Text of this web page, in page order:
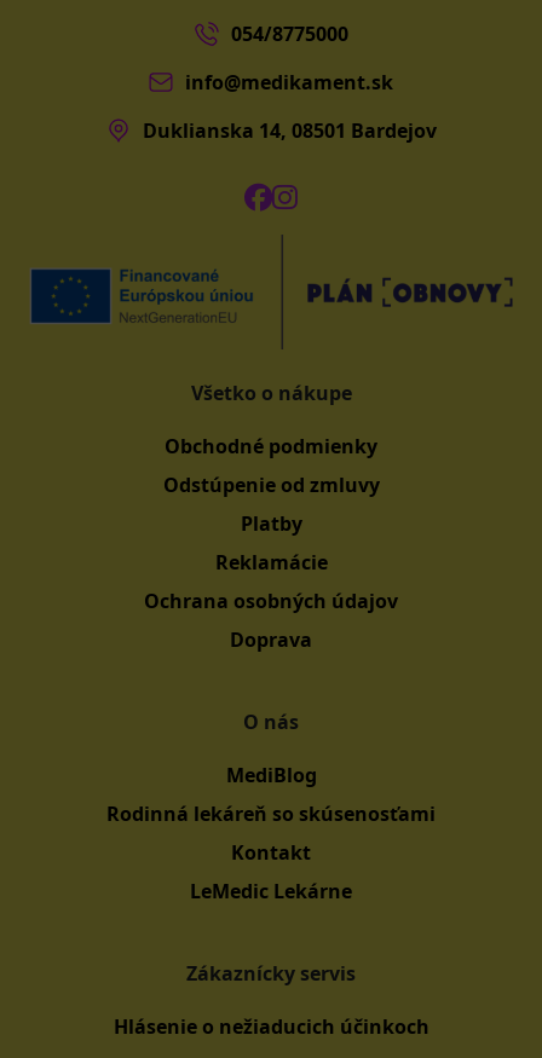
054/8775000
info@medikament.sk
Duklianska 14, 08501 Bardejov
Všetko o nákupe
Obchodné podmienky
Odstúpenie od zmluvy
Platby
Reklamácie
Ochrana osobných údajov
Doprava
O nás
MediBlog
Rodinná lekáreň so skúsenosťami
Kontakt
LeMedic Lekárne
Zákaznícky servis
Hlásenie o nežiaducich účinkoch